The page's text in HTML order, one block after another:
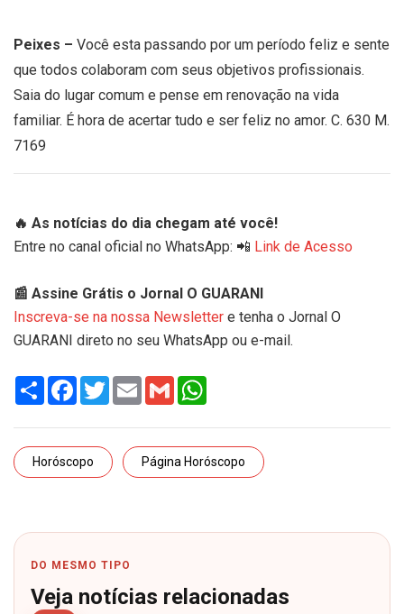
Peixes – Você esta passando por um período feliz e sente
que todos colaboram com seus objetivos profissionais.
Saia do lugar comum e pense em renovação na vida
familiar. É hora de acertar tudo e ser feliz no amor. C. 630 M.
7169
🔥 As notícias do dia chegam até você!
Entre no canal oficial no WhatsApp: 📲 Link de Acesso
📰 Assine Grátis o Jornal O GUARANI
Inscreva-se na nossa Newsletter e tenha o Jornal O
GUARANI direto no seu WhatsApp ou e-mail.
Share Facebook
TwitterEmail Gmail
Horóscopo Página Horóscopo
DO MESMO TIPO
Veja notícias relacionadas